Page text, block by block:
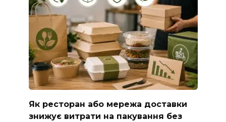
Як ресторан або мережа доставки
знижує витрати на пакування без